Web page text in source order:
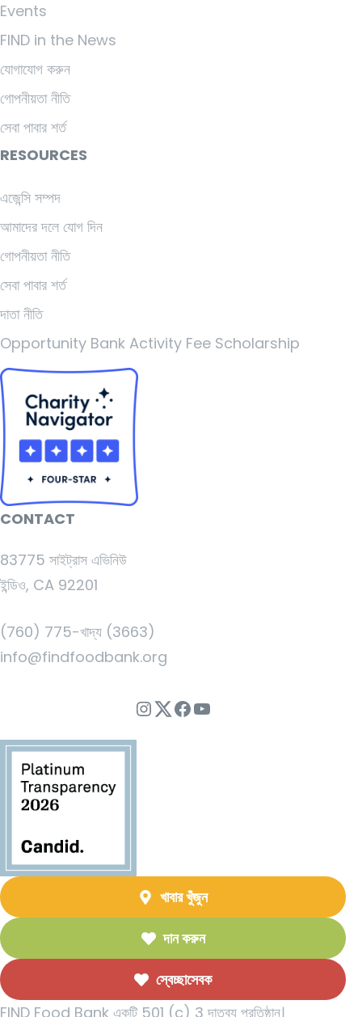
Events
FIND in the News
যোগাযোগ করুন
গোপনীয়তা নীতি
সেবা পাবার শর্ত
RESOURCES
এজেন্সি সম্পদ
আমাদের দলে যোগ দিন
গোপনীয়তা নীতি
সেবা পাবার শর্ত
দাতা নীতি
Opportunity Bank Activity Fee Scholarship
CONTACT
83775 সাইট্রাস এভিনিউ
ইন্ডিও, CA 92201
(760) 775-খাদ্য (3663)
info@findfoodbank.org
ইনস্টাগ্রাম
Twitter
ফেসবুকইউটিউব
খাবার খুঁজুন
দান করুন
স্বেচ্ছাসেবক
FIND Food Bank একটি 501 (c) 3 দাতব্য প্রতিষ্ঠান।